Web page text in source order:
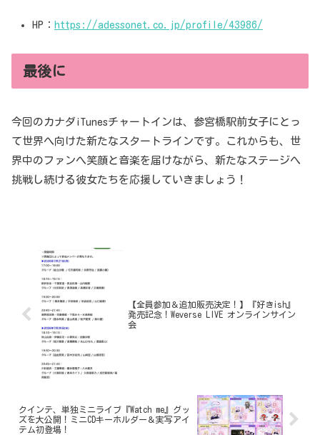
HP： https://adessonet.co.jp/profile/43986/
最後に
今回のカナダiTunesチャートインは、参宮橋駅前女子にとっ
て世界へ向けた新たなスタートラインです。これからも、世
界中のファンへ笑顔と音楽を届けながら、新たなステージへ
挑戦し続ける彼女たちを応援していきましょう！
【全員参加＆追加販売決定！】『好きish』
発売記念！Weverse LIVE オンラインサイン
会
クインテ、単独ミニライブ『Watch me』グッ
ズを大公開！ミニCDキーホルダー＆実写アイ
テム初登場！